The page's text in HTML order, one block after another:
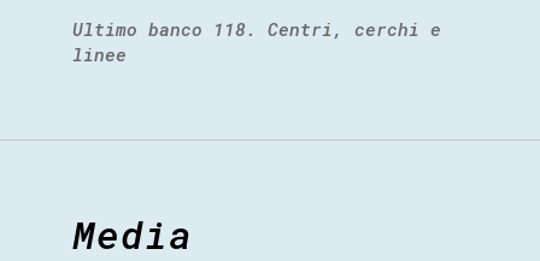
Ultimo banco 118. Centri, cerchi e
linee
Media